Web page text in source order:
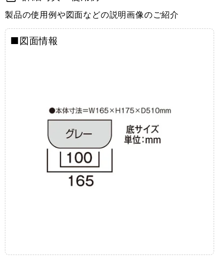
製品の使用例や図面などの説明画像のご紹介
■図面情報